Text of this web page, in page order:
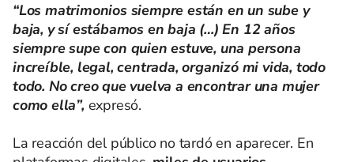
“Los matrimonios siempre están en un sube y
baja, y sí estábamos en baja (…) En 12 años
siempre supe con quien estuve, una persona
increíble, legal, centrada, organizó mi vida, todo
todo. No creo que vuelva a encontrar una mujer
como ella”, expresó.
La reacción del público no tardó en aparecer. En